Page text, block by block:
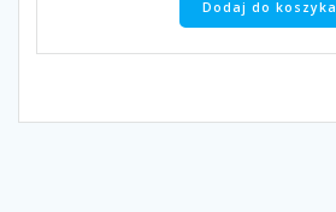
Dodaj do koszyka